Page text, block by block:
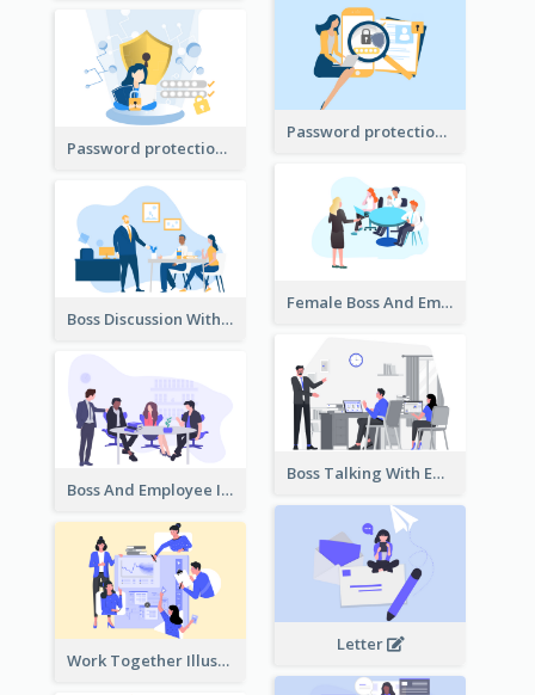
Password protection Illustration 2
Password protection Illustration
Female Boss And Employee Illustration
Boss Discussion With Employee Illustration
Boss Talking With Employee Illustration
Boss And Employee Illustration
Letter
Work Together Illustration